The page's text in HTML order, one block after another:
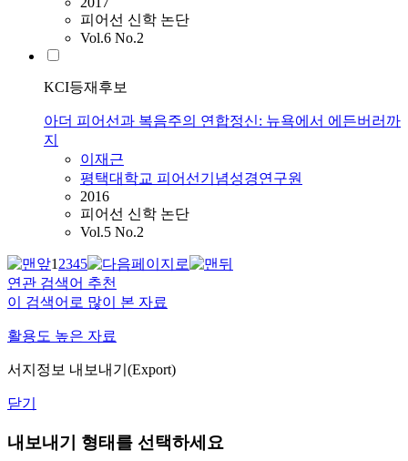
피어선 신학 논단
Vol.6 No.2
KCI등재후보
아더 피어선과 복음주의 연합정신: 뉴욕에서 에든버러까
지
이재근
평택대학교 피어선기념성경연구원
2016
피어선 신학 논단
Vol.5 No.2
12345
연관 검색어 추천
이 검색어로 많이 본 자료
활용도 높은 자료
서지정보 내보내기(Export)
닫기
내보내기 형태를 선택하세요